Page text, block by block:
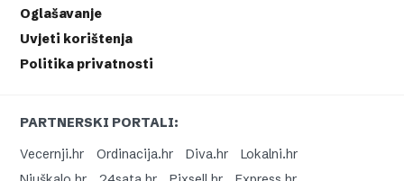
Oglašavanje
Uvjeti korištenja
Politika privatnosti
PARTNERSKI PORTALI:
Vecernji.hr
Ordinacija.hr Diva.hr
Lokalni.hr